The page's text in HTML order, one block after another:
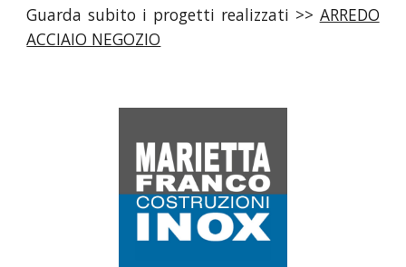
Guarda subito i progetti realizzati >> ARREDO
ACCIAIO NEGOZIO